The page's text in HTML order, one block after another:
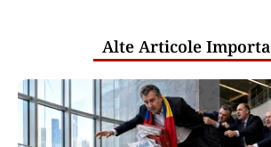
Alte Articole